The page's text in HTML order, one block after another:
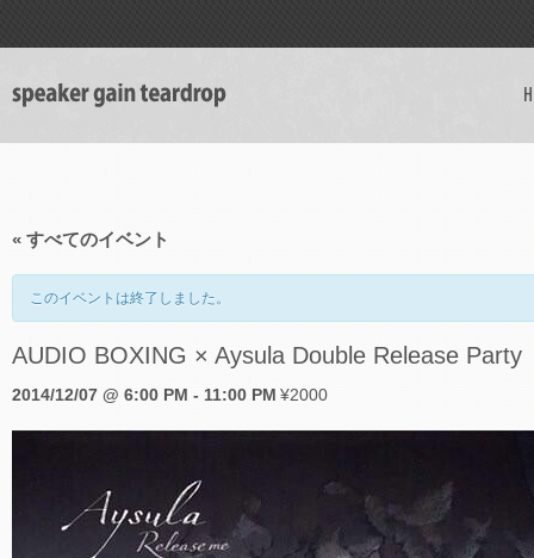
« すべてのイベント
このイベントは終了しました。
AUDIO BOXING × Aysula Double Release Party
2014/12/07 @ 6:00 PM - 11:00 PM ¥2000